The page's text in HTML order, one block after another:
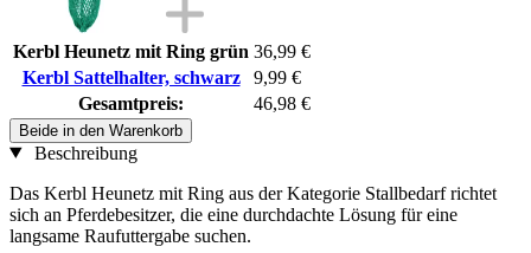
Kerbl Heunetz mit Ring grün 36,99 €
Kerbl Sattelhalter, schwarz
9,99 €
Gesamtpreis:
46,98 €
Beide in den Warenkorb
Beschreibung
Das Kerbl Heunetz mit Ring aus der Kategorie Stallbedarf richtet
sich an Pferdebesitzer, die eine durchdachte Lösung für eine
langsame Raufuttergabe suchen.